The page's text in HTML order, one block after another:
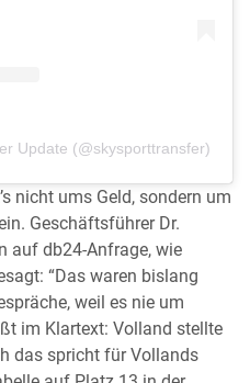
Update (@skysporttransfer)
nicht ums Geld, sondern um
Geschäftsführer Dr.
auf db24-Anfrage, wie
“Das waren bislang
weil es nie um
im Klartext: Volland stellte
das spricht für Vollands